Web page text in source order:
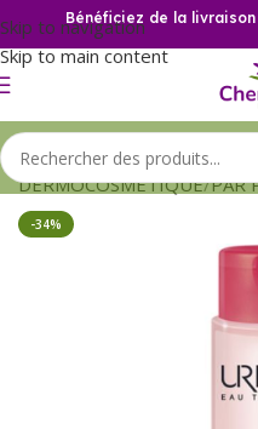
Skip to navigation
Skip to main content
Bénéficiez de la
DERMOCOSMETIQUE PAR
-34%